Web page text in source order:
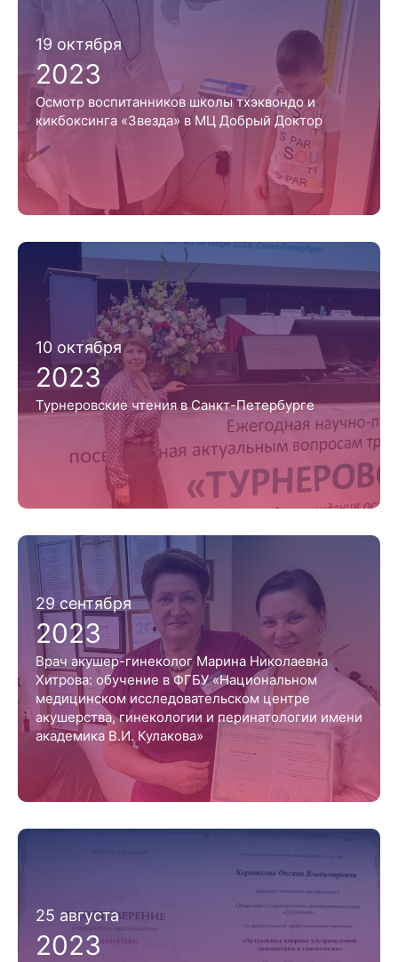
19 октября
2023
Осмотр воспитанников школы тхэквондо и
кикбоксинга «Звезда» в МЦ Добрый Доктор
10 октября
2023
Турнеровские чтения в Санкт-Петербурге
29 сентября
2023
Врач акушер-гинеколог Марина Николаевна
Хитрова: обучение в ФГБУ «Национальном
медицинском исследовательском центре
акушерства, гинекологии и перинатологии имени
академика В.И. Кулакова»
25 августа
2023